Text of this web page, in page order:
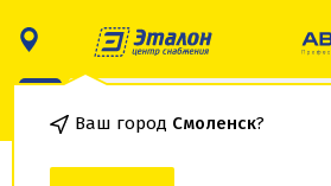
Ваш город Смоленск?